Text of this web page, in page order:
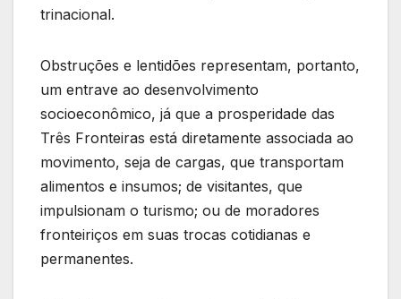
trinacional.
Obstruções e lentidões representam, portanto,
um entrave ao desenvolvimento
socioeconômico, já que a prosperidade das
Três Fronteiras está diretamente associada ao
movimento, seja de cargas, que transportam
alimentos e insumos; de visitantes, que
impulsionam o turismo; ou de moradores
fronteiriços em suas trocas cotidianas e
permanentes.